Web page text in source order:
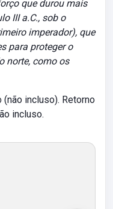
que durou mais
III a.C., sob o
imperador), que
para proteger o
norte, como os
incluso). Retorno
incluso.